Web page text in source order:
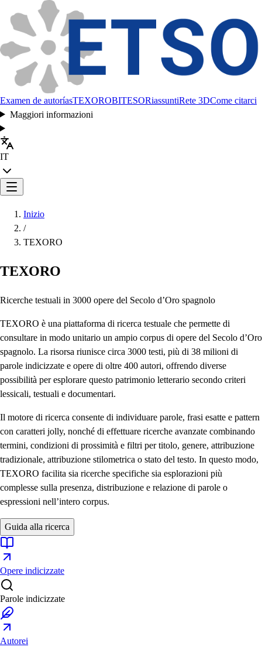
Examen de autoríasTEXOROBITESORiassuntiRete 3DCome citarci
Maggiori informazioni
IT
Inizio
/
TEXORO
TEXORO
Ricerche testuali in 3000 opere del Secolo d’Oro spagnolo
TEXORO è una piattaforma di ricerca testuale che permette di
consultare in modo unitario un ampio corpus di opere del Secolo d’Oro
spagnolo. La risorsa riunisce circa 3000 testi, più di 38 milioni di
parole indicizzate e opere di oltre 400 autori, offrendo diverse
possibilità per esplorare questo patrimonio letterario secondo criteri
lessicali, testuali e documentari.
Il motore di ricerca consente di individuare parole, frasi esatte e pattern
con caratteri jolly, nonché di effettuare ricerche avanzate combinando
termini, condizioni di prossimità e filtri per titolo, genere, attribuzione
tradizionale, attribuzione stilometrica o stato del testo. In questo modo,
TEXORO facilita sia ricerche specifiche sia esplorazioni più
complesse sulla presenza, distribuzione e relazione di parole o
espressioni nell’intero corpus.
Guida alla ricerca
Opere indicizzate
Parole indicizzate
Autorei